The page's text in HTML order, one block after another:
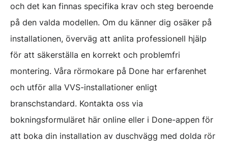
och det kan finnas specifika krav och steg beroende
på den valda modellen. Om du känner dig osäker på
installationen, överväg att anlita professionell hjälp
för att säkerställa en korrekt och problemfri
montering. Våra rörmokare på Done har erfarenhet
och utför alla VVS-installationer enligt
branschstandard. Kontakta oss via
bokningsformuläret här online eller i Done-appen för
att boka din installation av duschvägg med dolda rör